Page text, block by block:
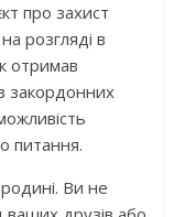
про захист
розгляді в
отримав
закордонних
питання.
Ви не